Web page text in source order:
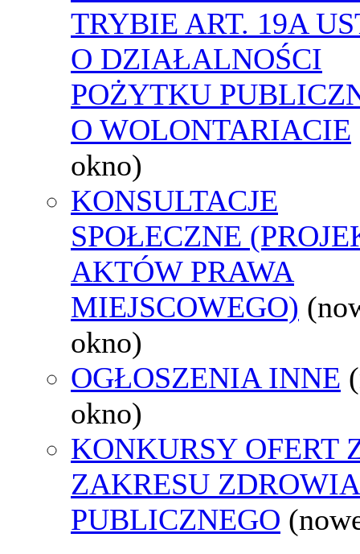
TRYBIE ART. 19A
O DZIAŁALNOŚCI
POŻYTKU
O WOLONTARIACIE
okno)
KONSULTACJE
SPOŁECZNE
AKTÓW PRAWA
MIEJSCOWEGO)
okno)
OGŁOSZENIA INNE
okno)
KONKURSY OFERT
ZAKRESU ZDROWIA
PUBLICZNEGO